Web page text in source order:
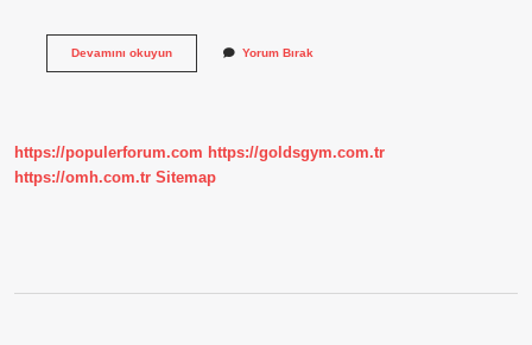
Devamını okuyunSıfatı
Yorum Bırak
https://populerforum.com https://goldsgym.com.tr
https://omh.com.tr Sitemap